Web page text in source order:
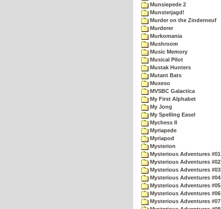
Munsiepede 2
Munsterjagd!
Murder on the Zinderneuf
Murderer
Murkomania
Mushroom
Music Memory
Musical Pilot
Mustak Hunters
Mutant Bats
Muxeso
MVSBC Galactica
My First Alphabet
My Jong
My Spelling Easel
Mychess II
Myriapede
Myriapod
Mysterion
Mysterious Adventures
Mysterious Adventures
Mysterious Adventures
Mysterious Adventures
Mysterious Adventures
Mysterious Adventures
Mysterious Adventures